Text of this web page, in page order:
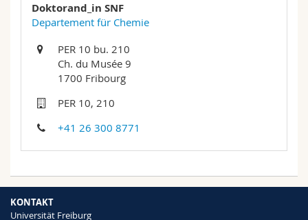
Doktorand_in SNF
Departement für Chemie
PER 10 bu. 210
Ch. du Musée 9
1700 Fribourg
PER 10, 210
+41 26 300 8771
KONTAKT
Universität Freiburg